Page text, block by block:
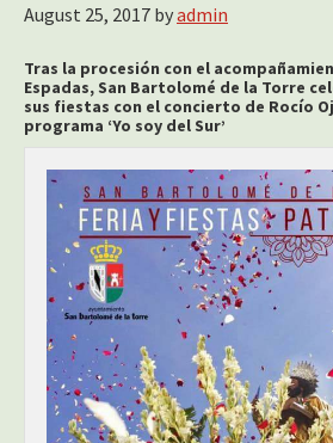
August 25, 2017 byadmin
Tras la procesión con el
Espadas, San Bartolomé de la Torre
sus fiestas con el concierto de Rocío
programa ‘Yo soy del Sur’